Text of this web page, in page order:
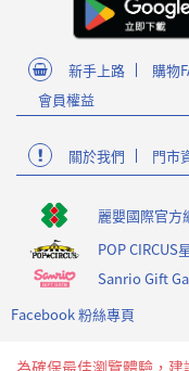
新手上路 購物
會員權益
關於我們 門市
麗嬰國際官方
POP CIRCUS
Sanrio Gift
Facebook 粉絲專頁
為確保最佳瀏覽體驗，建